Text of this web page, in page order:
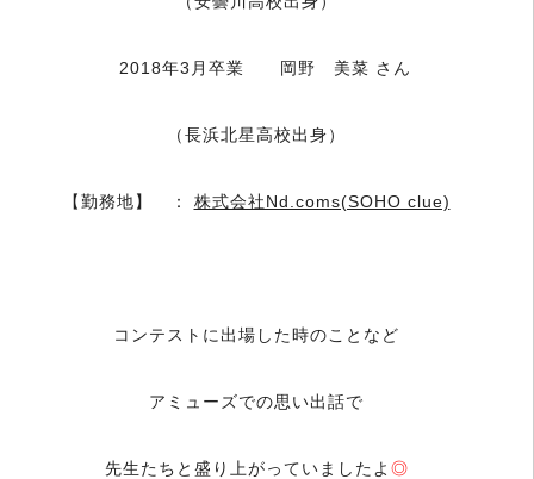
2018年3月卒業 岡野 美菜 さん
（長浜北星高校出身）
【勤務地】 ： 株式会社Nd.coms(SOHO clue)
コンテストに出場した時のことなど
アミューズでの思い出話で
先生たちと盛り上がっていましたよ ◎